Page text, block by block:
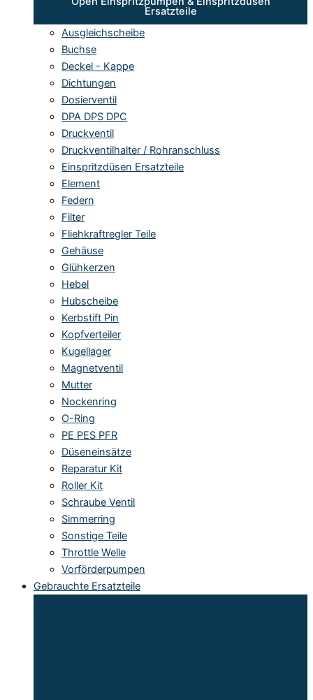
Ersatzteile
Ausgleichscheibe
Buchse
Deckel - Kappe
Dichtungen
Dosierventil
DPA DPS DPC
Druckventil
Druckventilhalter / Rohranschluss
Einspritzdüsen Ersatzteile
Element
Federn
Filter
Fliehkraftregler Teile
Gehäuse
Glühkerzen
Hebel
Hubscheibe
Kerbstift Pin
Kopfverteiler
Kugellager
Magnetventil
Mutter
Nockenring
O-Ring
PE PES PFR
Düseneinsätze
Reparatur Kit
Roller Kit
Schraube Ventil
Simmerring
Sonstige Teile
Throttle Welle
Vorförderpumpen
Gebrauchte Ersatzteile